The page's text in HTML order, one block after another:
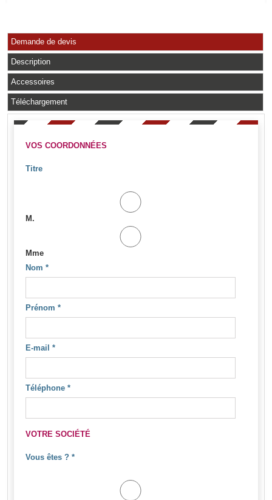
Demande de devis
Description
Accessoires
Téléchargement
VOS COORDONNÉES
Titre
M.
Mme
Nom *
Prénom *
E-mail *
Téléphone *
VOTRE SOCIÉTÉ
Vous êtes ? *